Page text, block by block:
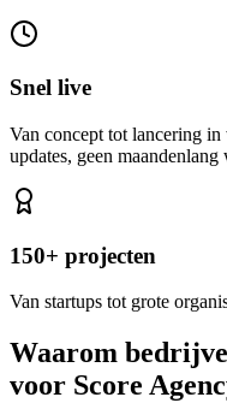
Snel live
Van concept tot lancering
updates, geen maandenlang
150+ projecten
Van startups tot grote
Waarom
voor Score